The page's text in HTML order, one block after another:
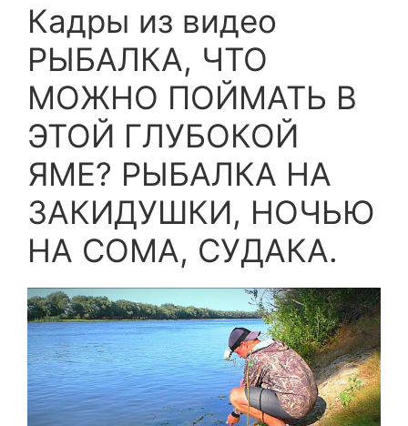
Кадры из видео
РЫБАЛКА, ЧТО
МОЖНО ПОЙМАТЬ В
ЭТОЙ ГЛУБОКОЙ
ЯМЕ? РЫБАЛКА НА
ЗАКИДУШКИ, НОЧЬЮ
НА СОМА, СУДАКА.